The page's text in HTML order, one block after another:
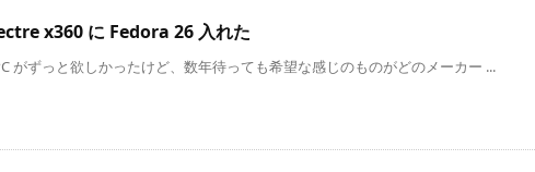
x360 に Fedora 26 入れた
がずっと欲しかったけど、数年待っても希望な感じのものがどのメーカー ...